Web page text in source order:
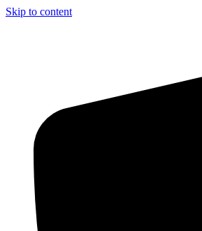
Skip to content